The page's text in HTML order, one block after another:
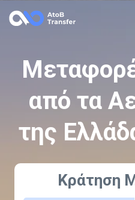
από τα
της
Κράτηση